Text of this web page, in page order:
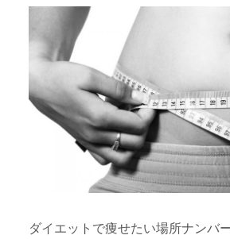
ダイエットで痩せたい場所ナンバ